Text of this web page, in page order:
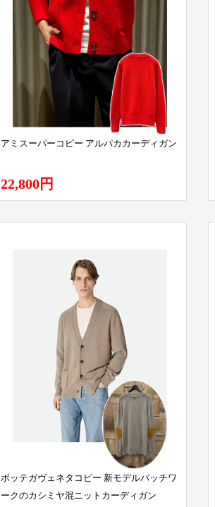
アミスーパーコピー アルパカカーディガン
22,800円
ボッテガヴェネタコピー 新モデルパッチワ
ークのカシミヤ混ニットカーディガン